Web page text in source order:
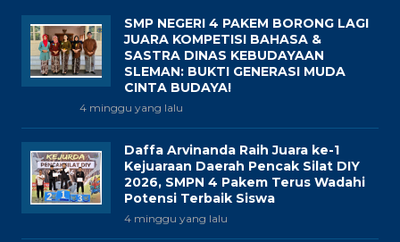
SMP NEGERI 4 PAKEM BORONG LAGI
JUARA KOMPETISI BAHASA &
SASTRA DINAS KEBUDAYAAN
SLEMAN: BUKTI GENERASI MUDA
CINTA BUDAYA!
4 minggu yang lalu
Daffa Arvinanda Raih Juara ke-1
Kejuaraan Daerah Pencak Silat DIY
2026, SMPN 4 Pakem Terus Wadahi
Potensi Terbaik Siswa
4 minggu yang lalu